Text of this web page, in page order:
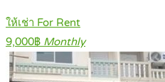
ให้เช่า For Rent
9,000฿ Monthly